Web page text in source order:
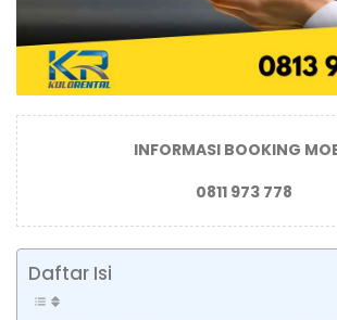
INFORMASI BOOKING
0811 973 778
Daftar Isi